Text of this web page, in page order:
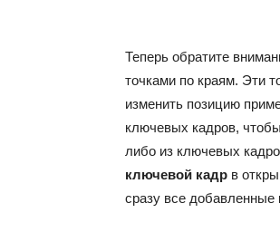
Теперь обратите
точками по краям. Эти
изменить позицию
ключевых кадров,
либо из ключевых
ключевой кадр в
сразу все